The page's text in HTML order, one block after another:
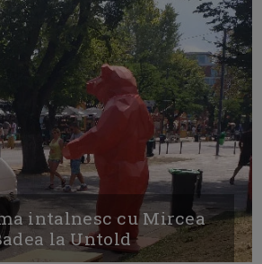
intalnesc cu Mircea
la Untold